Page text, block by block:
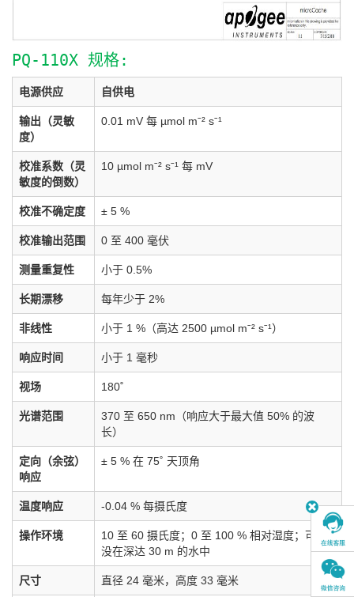
PQ-110X 规格:
电源供应 自供电
输出（灵敏
度）
0.01 mV 每 µmol mˉ² sˉ¹
校准系数（灵
敏度的倒数）
10 µmol mˉ² sˉ¹ 每 mV
校准不确定度 ± 5 %
校准输出范围 0 至 400 毫伏
测量重复性 小于 0.5%
长期漂移 每年少于 2%
非线性 小于 1 %（高达 2500 µmol mˉ² sˉ¹）
响应时间 小于 1 毫秒
视场 180˚
光谱范围
370 至 650 nm（响应大于最大值 50% 的波
长）
定向（余弦）
响应
± 5 % 在 75˚ 天顶角
温度响应 -0.04 % 每摄氏度
操作环境
10 至 60 摄氏度；0 至 100 % 相对湿度；可浸
没在深达 30 m 的水中
尺寸 直径 24 毫米，高度 33 毫米